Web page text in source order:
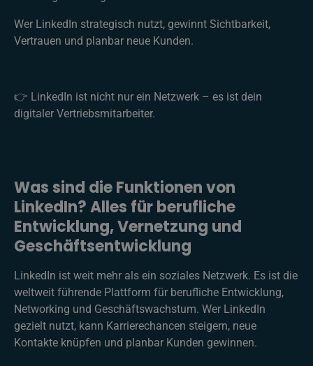
Wer LinkedIn strategisch nutzt, gewinnt Sichtbarkeit,
Vertrauen und planbar neue Kunden.
👉 LinkedIn ist nicht nur ein Netzwerk – es ist dein
digitaler Vertriebsmitarbeiter.
Was sind die Funktionen von
LinkedIn? Alles für berufliche
Entwicklung, Vernetzung und
Geschäftsentwicklung
LinkedIn ist weit mehr als ein soziales Netzwerk. Es ist die
weltweit führende Plattform für berufliche Entwicklung,
Networking und Geschäftswachstum. Wer LinkedIn
gezielt nutzt, kann Karrierechancen steigern, neue
Kontakte knüpfen und planbar Kunden gewinnen.